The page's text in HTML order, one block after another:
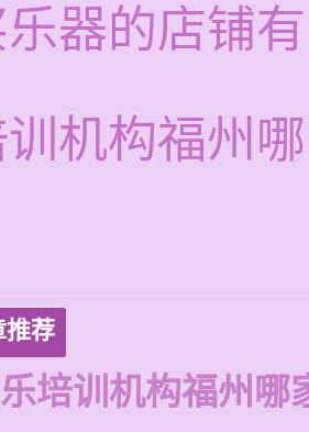
器的店铺
机构福州
推荐
培训机构福州哪